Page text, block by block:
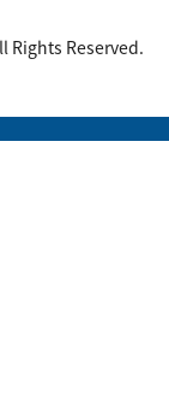
Reserved.